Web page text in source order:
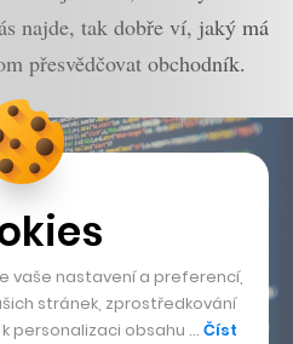
najde, tak dobře ví, jaký má
přesvědčovat obchodník.
vaše nastavení a preferencí,
stránek, zprostředkování
personalizaci obsahu … Číst